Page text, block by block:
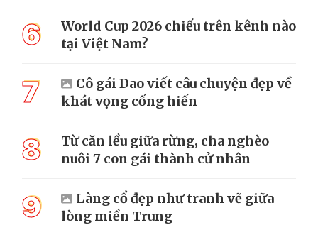
6
World Cup 2026 chiếu trên kênh nào
tại Việt Nam?
7
Cô gái Dao viết câu chuyện đẹp về
khát vọng cống hiến
8
Từ căn lều giữa rừng, cha nghèo
nuôi 7 con gái thành cử nhân
9
Làng cổ đẹp như tranh vẽ giữa
lòng miền Trung